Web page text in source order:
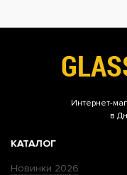
Интернет-
в
КАТАЛОГ
Новинки 2026